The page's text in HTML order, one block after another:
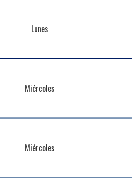
Lunes
Miércoles
Miércoles